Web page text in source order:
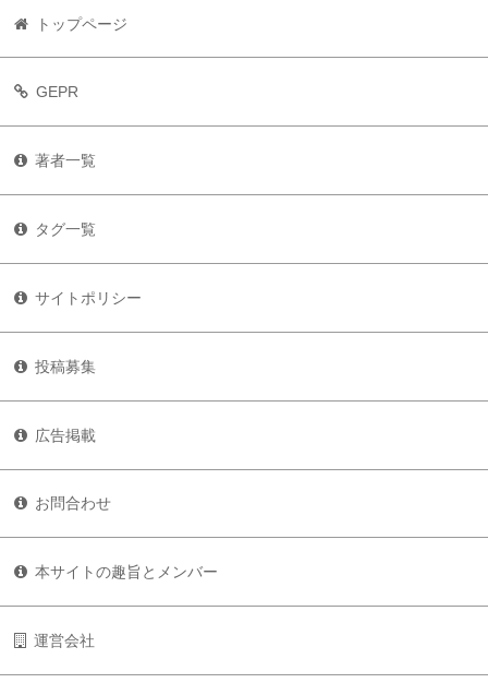
トップページ
GEPR
著者一覧
タグ一覧
サイトポリシー
投稿募集
広告掲載
お問合わせ
本サイトの趣旨とメンバー
運営会社